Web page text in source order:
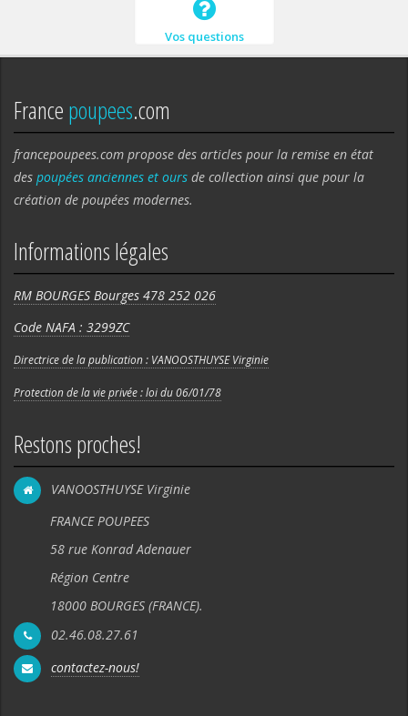
Vos questions
Francepoupees.com
francepoupees.com propose des articles pour la remise en état
des poupées anciennes et ours de collection ainsi que pour la
création de poupées modernes.
Informations légales
RM BOURGES Bourges 478 252 026
Code NAFA : 3299ZC
Directrice de la publication : VANOOSTHUYSE Virginie
Protection de la vie privée : loi du 06/01/78
Restons proches!
VANOOSTHUYSE Virginie
FRANCE POUPEES
58 rue Konrad Adenauer
Région Centre
18000 BOURGES (FRANCE).
02.46.08.27.61
contactez-nous!